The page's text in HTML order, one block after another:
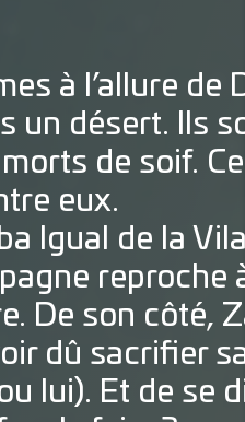
à l’allure de
un désert. Ils
de soif.
eux.
Igual de la
De son côté,
dû sacrifier
lui). Et de se